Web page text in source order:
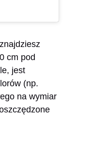
cm pod
jest
(np.
na wymiar